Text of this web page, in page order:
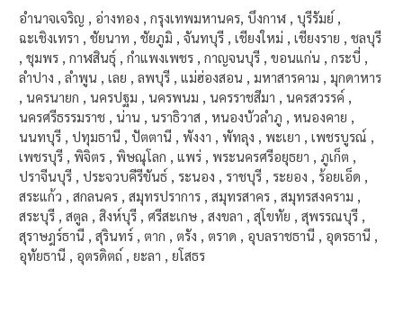
อำนาจเจริญ , อ่างทอง , กรุงเทพมหานคร, บึงกาฬ , บุรีรัมย์ ,
ฉะเชิงเทรา , ชัยนาท , ชัยภูมิ , จันทบุรี , เชียงใหม่ , เชียงราย , ชลบุรี
, ชุมพร , กาฬสินธุ์ , กำแพงเพชร , กาญจนบุรี , ขอนแก่น , กระบี่ ,
ลำปาง , ลำพูน , เลย , ลพบุรี , แม่ฮ่องสอน , มหาสารคาม , มุกดาหาร
, นครนายก , นครปฐม , นครพนม , นครราชสีมา , นครสวรรค์ ,
นครศรีธรรมราช , น่าน , นราธิวาส , หนองบัวลำภู , หนองคาย ,
นนทบุรี , ปทุมธานี , ปัตตานี , พังงา , พัทลุง , พะเยา , เพชรบูรณ์ ,
เพชรบุรี , พิจิตร , พิษณุโลก , แพร่ , พระนครศรีอยุธยา , ภูเก็ต ,
ปราจีนบุรี , ประจวบคีรีขันธ์ , ระนอง , ราชบุรี , ระยอง , ร้อยเอ็ด ,
สระแก้ว , สกลนคร , สมุทรปราการ , สมุทรสาคร , สมุทรสงคราม ,
สระบุรี , สตูล , สิงห์บุรี , ศรีสะเกษ , สงขลา , สุโขทัย , สุพรรณบุรี ,
สุราษฎร์ธานี , สุรินทร์ , ตาก , ตรัง , ตราด , อุบลราชธานี , อุดรธานี ,
อุทัยธานี , อุตรดิตถ์ , ยะลา , ยโสธร